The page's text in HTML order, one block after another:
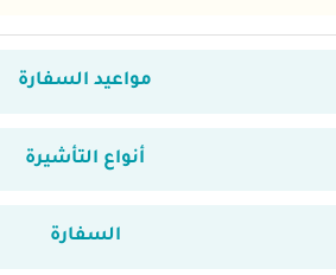
مواعيد السفارة
أنواع التأشيرة
السفارة